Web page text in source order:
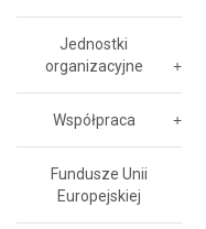
Jednostki
organizacyjne
Współpraca
Fundusze Unii
Europejskiej